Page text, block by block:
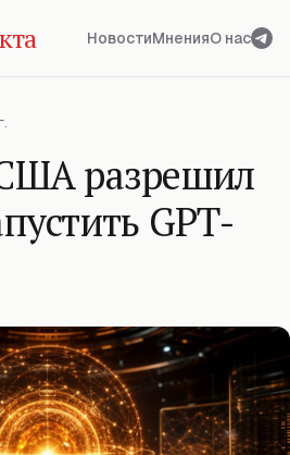
НовостиМненияО нас
разрешил
GPT-